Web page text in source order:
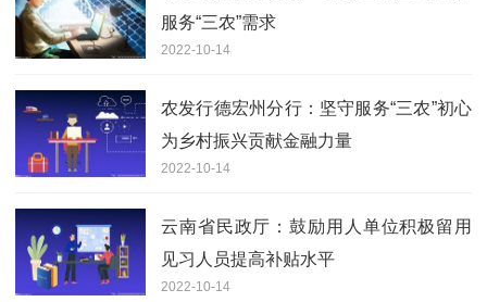
服务“三农”需求
2022-10-14
农发行德宏州分行：坚守服务“三农”初心
为乡村振兴贡献金融力量
2022-10-14
云南省民政厅：鼓励用人单位积极留用
见习人员提高补贴水平
2022-10-14